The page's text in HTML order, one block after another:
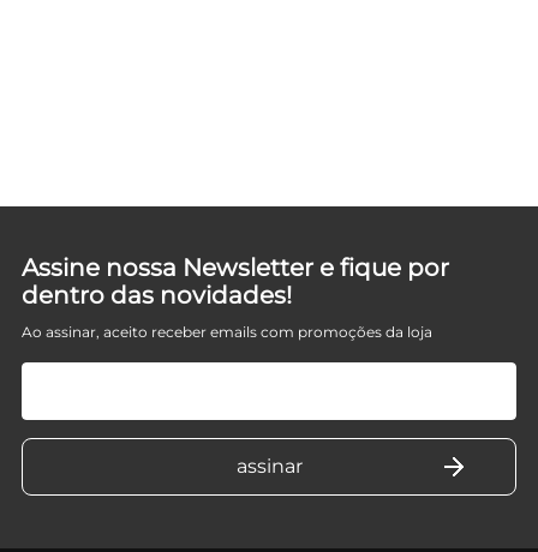
Assine nossa Newsletter e fique por
dentro das novidades!
Ao assinar, aceito receber emails com promoções da loja